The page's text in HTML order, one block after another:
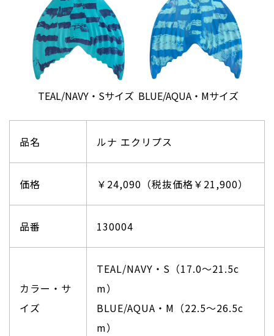
TEAL/NAVY・Sサイズ BLUE/AQUA・Mサイズ
品名 ルナ エクリプス
価格 ￥24,090（税抜価格￥21,900）
品番 130004
カラー・サ
イズ
TEAL/NAVY・S（17.0〜21.5c
m）
BLUE/AQUA・M（22.5〜26.5c
m）